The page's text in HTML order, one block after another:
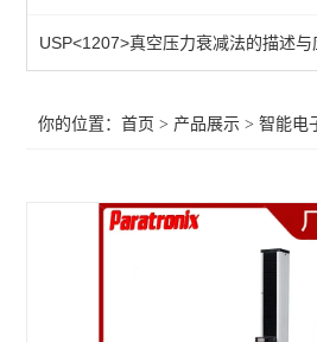
剪切力测试仪
USP<1207>真空压力衰减法的描述与
你的位置：首页 > 产品展示 >智能电